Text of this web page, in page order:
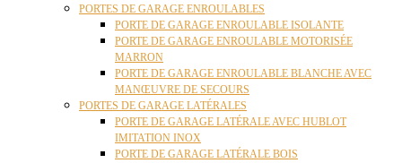
PORTES DE GARAGE ENROULABLES
PORTE DE GARAGE ENROULABLE ISOLANTE
PORTE DE GARAGE ENROULABLE MOTORISÉE
MARRON
PORTE DE GARAGE ENROULABLE BLANCHE AVEC
MANŒUVRE DE SECOURS
PORTES DE GARAGE LATÉRALES
PORTE DE GARAGE LATÉRALE AVEC HUBLOT
IMITATION INOX
PORTE DE GARAGE LATÉRALE BOIS